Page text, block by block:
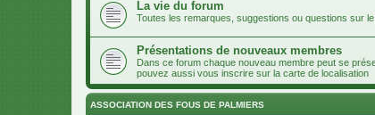
La vie du forum
Toutes les remarques, suggestions ou questions sur
Présentations de nouveaux membres
Dans ce forum chaque nouveau membre peut se
pouvez aussi vous inscrire sur la carte de localisation
ASSOCIATION DES FOUS DE PALMIERS